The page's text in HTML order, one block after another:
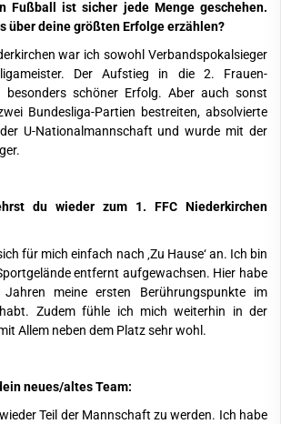
Fußball ist sicher jede Menge geschehen.
über deine größten Erfolge erzählen?
war ich sowohl Verbandspokalsieger
Der Aufstieg in die 2. Frauen-
besonders schöner Erfolg. Aber auch sonst
Bundesliga-Partien bestreiten, absolvierte
U-Nationalmannschaft und wurde mit der
du wieder zum 1. FFC Niederkirchen
für mich einfach nach ‚Zu Hause‘ an. Ich bin
entfernt aufgewachsen. Hier habe
meine ersten Berührungspunkte im
Zudem fühle ich mich weiterhin in der
Allem neben dem Platz sehr wohl.
neues/altes Team:
Teil der Mannschaft zu werden. Ich habe